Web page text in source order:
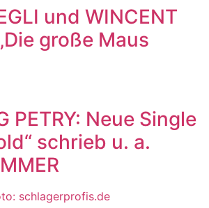
und WINCENT
große Maus
PETRY: Neue Single
schrieb u. a.